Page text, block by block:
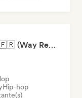
RAP FRANÇAIS 2026 🔥🇫🇷 (Way Records)
Hip-hop